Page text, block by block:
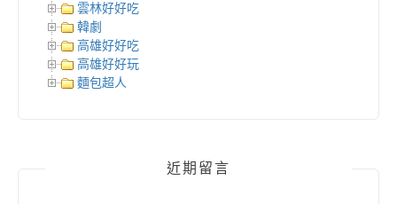
雲林好好吃
韓劇
高雄好好吃
高雄好好玩
麵包超人
近期留言